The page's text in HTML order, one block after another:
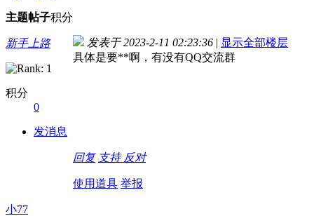
主题帖子积分
新手上路
积分
0
发消息
发表于 2023-2-11 02:23:36 | 显示全部楼层
具体是要**啊，有没有QQ交流群
回复 支持 反对
使用道具 举报
小77